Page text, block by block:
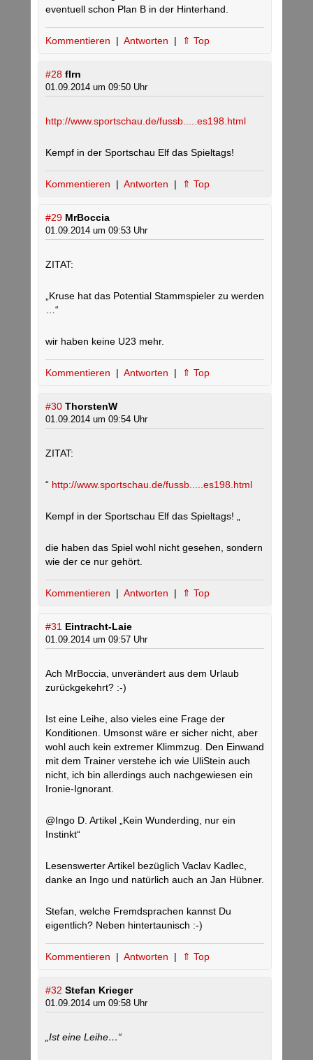
eventuell schon Plan B in der Hinterhand.
Kommentieren | Antworten | ⇑ Top
#28 flrn
01.09.2014 um 09:50 Uhr
http://www.sportschau.de/fussb.....es198.html
Kempf in der Sportschau Elf das Spieltags!
Kommentieren | Antworten | ⇑ Top
#29 MrBoccia
01.09.2014 um 09:53 Uhr
ZITAT:
„Kruse hat das Potential Stammspieler zu werden
…“
wir haben keine U23 mehr.
Kommentieren | Antworten | ⇑ Top
#30 ThorstenW
01.09.2014 um 09:54 Uhr
ZITAT:
“ http://www.sportschau.de/fussb.....es198.html
Kempf in der Sportschau Elf das Spieltags! „
die haben das Spiel wohl nicht gesehen, sondern
wie der ce nur gehört.
Kommentieren | Antworten | ⇑ Top
#31 Eintracht-Laie
01.09.2014 um 09:57 Uhr
Ach MrBoccia, unverändert aus dem Urlaub
zurückgekehrt? :-)
Ist eine Leihe, also vieles eine Frage der
Konditionen. Umsonst wäre er sicher nicht, aber
wohl auch kein extremer Klimmzug. Den Einwand
mit dem Trainer verstehe ich wie UliStein auch
nicht, ich bin allerdings auch nachgewiesen ein
Ironie-Ignorant.
@Ingo D. Artikel „Kein Wunderding, nur ein
Instinkt“
Lesenswerter Artikel bezüglich Vaclav Kadlec,
danke an Ingo und natürlich auch an Jan Hübner.
Stefan, welche Fremdsprachen kannst Du
eigentlich? Neben hintertaunisch :-)
Kommentieren | Antworten | ⇑ Top
#32 Stefan Krieger
01.09.2014 um 09:58 Uhr
„Ist eine Leihe…“